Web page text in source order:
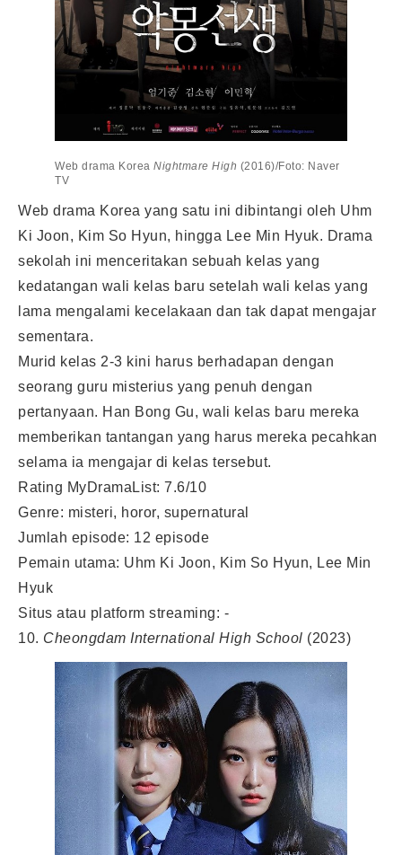
Web drama Korea Nightmare High (2016)/Foto: Naver
TV
Web drama Korea yang satu ini dibintangi oleh Uhm
Ki Joon, Kim So Hyun, hingga Lee Min Hyuk. Drama
sekolah ini menceritakan sebuah kelas yang
kedatangan wali kelas baru setelah wali kelas yang
lama mengalami kecelakaan dan tak dapat mengajar
sementara.
Murid kelas 2-3 kini harus berhadapan dengan
seorang guru misterius yang penuh dengan
pertanyaan. Han Bong Gu, wali kelas baru mereka
memberikan tantangan yang harus mereka pecahkan
selama ia mengajar di kelas tersebut.
Rating MyDramaList: 7.6/10
Genre: misteri, horor, supernatural
Jumlah episode: 12 episode
Pemain utama: Uhm Ki Joon, Kim So Hyun, Lee Min
Hyuk
Situs atau platform streaming: -
10. Cheongdam International High School (2023)